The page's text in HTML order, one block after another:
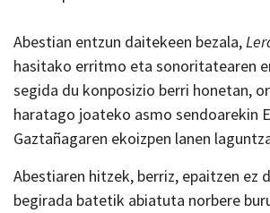
Abestian entzun daitekeen bezala,
hasitako erritmo eta sonoritatearen
segida du konposizio berri honetan,
haratago joateko asmo sendoarekin
Gaztañagaren ekoizpen lanen
Abestiaren hitzek, berriz, epaitzen ez
begirada batetik abiatuta norbere